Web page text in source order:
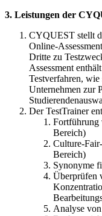
3. Leistungen der
CYQUEST stellt
Online-
Dritte zu
Assessment
Testverfahren,
Unternehmen zur
Der TestTrainer
Fortführung
Bereich)
Culture-
Bereich)
Synonyme
Überprüfen
Analyse